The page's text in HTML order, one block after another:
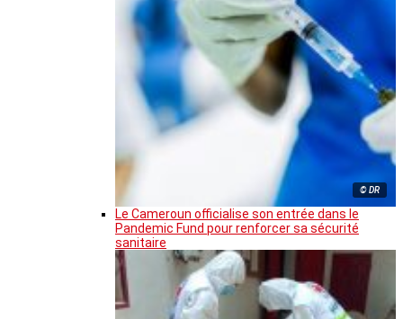
© DR
Le Cameroun officialise son entrée dans le
Pandemic Fund pour renforcer sa sécurité
sanitaire